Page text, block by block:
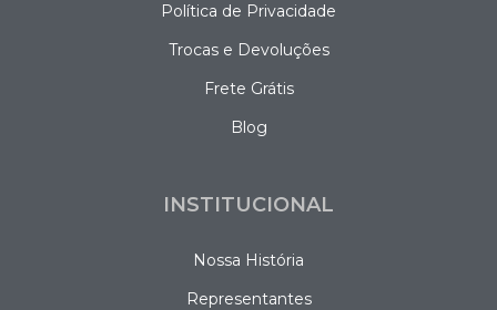
Política de Privacidade
Trocas e Devoluções
Frete Grátis
Blog
INSTITUCIONAL
Nossa História
Representantes